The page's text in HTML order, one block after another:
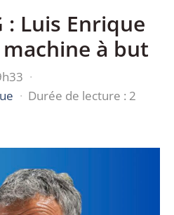
: Luis Enrique
à but
·
· Durée de lecture : 2